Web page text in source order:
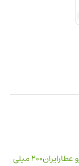
سیموویتعمومیروغن ماهی امگاسیمرغ دارو عطارایران200 میلی